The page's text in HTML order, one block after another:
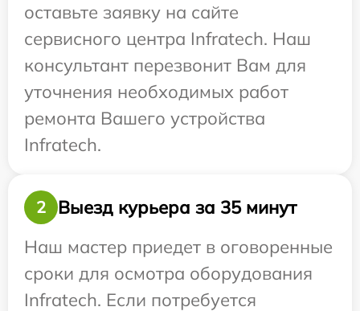
оставьте заявку на сайте
сервисного центра Infratech. Наш
консультант перезвонит Вам для
уточнения необходимых работ
ремонта Вашего устройства
Infratech.
2
Выезд курьера за 35 минут
Наш мастер приедет в оговоренные
сроки для осмотра оборудования
Infratech. Если потребуется